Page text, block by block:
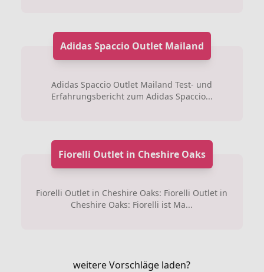
Adidas Spaccio Outlet Mailand
Adidas Spaccio Outlet Mailand Test- und
Erfahrungsbericht zum Adidas Spaccio...
Fiorelli Outlet in Cheshire Oaks
Fiorelli Outlet in Cheshire Oaks: Fiorelli Outlet in
Cheshire Oaks: Fiorelli ist Ma...
weitere Vorschläge laden?